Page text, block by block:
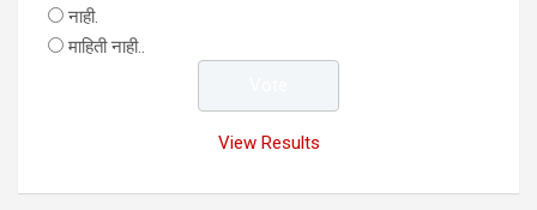
नाही.
माहिती नाही..
View Results